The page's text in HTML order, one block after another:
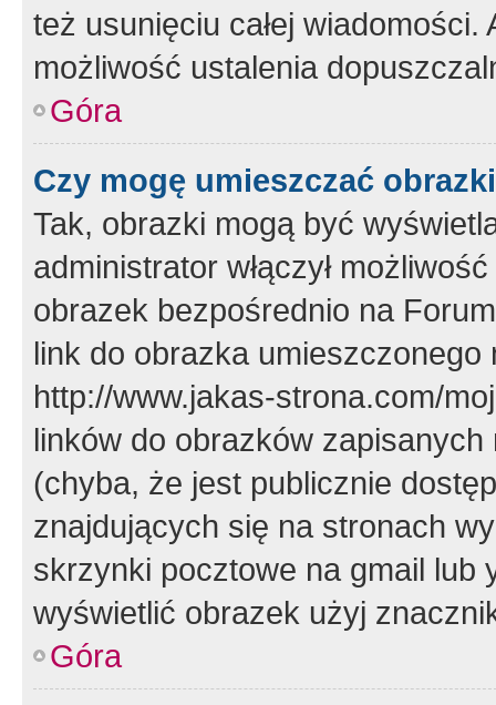
też usunięciu całej
możliwość ustalenia
Góra
Czy mogę umieszczać
Tak, obrazki mogą być
administrator włączył
obrazek bezpośrednio na
link do obrazka
http://www.jakas-strona.com/
linków do obrazków
(chyba, że jest publicznie
znajdujących się na stronach
skrzynki pocztowe na gmail lub
wyświetlić obrazek użyj
Góra